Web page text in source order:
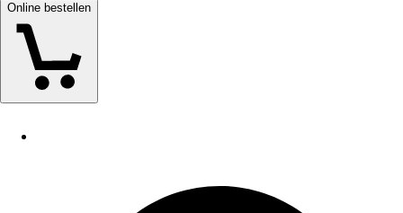
Online bestellen